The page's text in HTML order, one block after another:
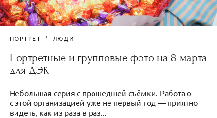
ПОРТРЕТ ЛЮДИ
Портретные и групповые фото на 8 марта
для ДЭК
Небольшая серия с прошедшей съёмки. Работаю
с этой организацией уже не первый год — приятно
видеть, как из раза в раз...